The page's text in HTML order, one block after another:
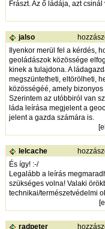
Frászt. Az ő ládája, azt
jalso
Ilyenkor merül fel a kérdés,
geoládászok közössége
kinek a tulajdona. A
megszüntetheti, eltörölheti,
közösségéé, amely
Szerintem az utóbbiról van
láda leírása megjelent a
jelent a gazda számára is.
[
lelcache
És így! :-/
Legalább a leírás
szükséges volna! Valaki
technikai/természetvédelmi
[
radpeter